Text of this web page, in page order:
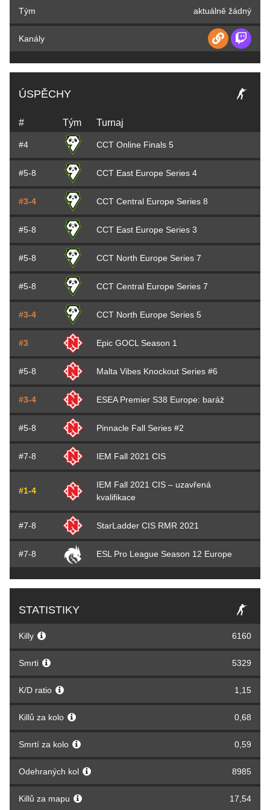
Tým aktuálně žádný
Kanály
ÚSPĚCHY
# Tým Turnaj
#4 CCT Online Finals 5
#5-8 CCT East Europe Series 4
#3-4 CCT Central Europe Series 8
#5-8 CCT East Europe Series 3
#5-8 CCT North Europe Series 7
#5-8 CCT Central Europe Series 7
#3-4 CCT North Europe Series 5
#3 Epic GOCL Season 1
#5-8 Malta Vibes Knockout Series #6
#3-4 ESEA Premier S38 Europe: baráž
#5-8 Pinnacle Fall Series #2
#7-8 IEM Fall 2021 CIS
#1-4
IEM Fall 2021 CIS – uzavřená
kvalifikace
#7-8 StarLadder CIS RMR 2021
#7-8 ESL Pro League Season 12 Europe
STATISTIKY
Killy 6160
Smrti 5329
K/D ratio 1,15
Killů za kolo 0,68
Smrtí za kolo 0,59
Odehraných kol 8985
Killů za mapu 17,54